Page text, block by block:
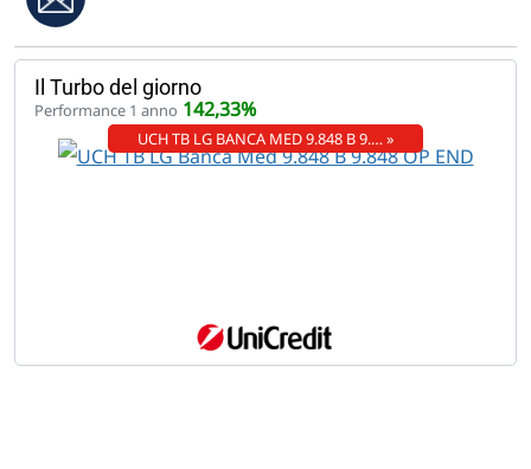
Il Turbo del giorno
Performance 1 anno 142,33%
UCH TB LG BANCA MED 9.848 B 9.… »